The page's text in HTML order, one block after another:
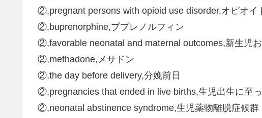
②,pregnant persons with opioid use disorder,オピオイ
②,buprenorphine,ブプレノルフィン
②,favorable neonatal and maternal outcomes,新生児
②,methadone,メサドン
②,the day before delivery,分娩前日
②,pregnancies that ended in live births,生児出生に至
②,neonatal abstinence syndrome,生児薬物離脱症候群